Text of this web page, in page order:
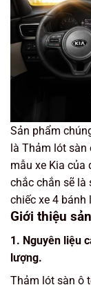
Sản phẩm
là Thảm lót sàn
mẫu xe Kia của
chắc chắn sẽ
chiếc xe 4 bánh
Giới thiệu
1. Nguyên liệu
lượng.
Thảm lót sàn ô